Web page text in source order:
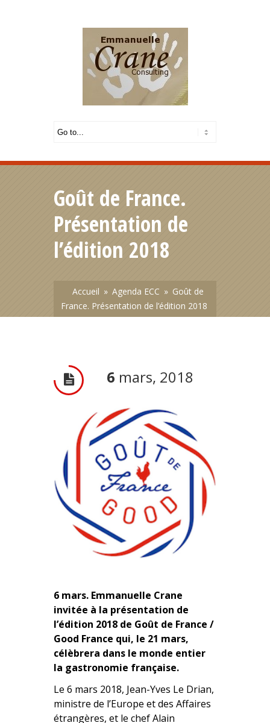
Accueil » Agenda ECC » Goût de
France. Présentation de l’édition 2018
Goût de France.
Présentation de
l’édition 2018
6 mars, 2018
6 mars. Emmanuelle Crane
invitée à la présentation de
l’édition 2018 de Goût de France /
Good France qui, le 21 mars,
célèbrera dans le monde entier
la gastronomie française.
Le 6 mars 2018, Jean-Yves Le Drian,
ministre de l’Europe et des Affaires
étrangères, et le chef Alain